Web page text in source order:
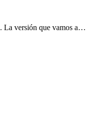
La versión que vamos a…